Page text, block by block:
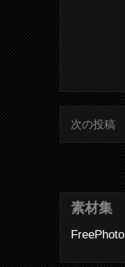
次の投稿
素材集
FreePhoto